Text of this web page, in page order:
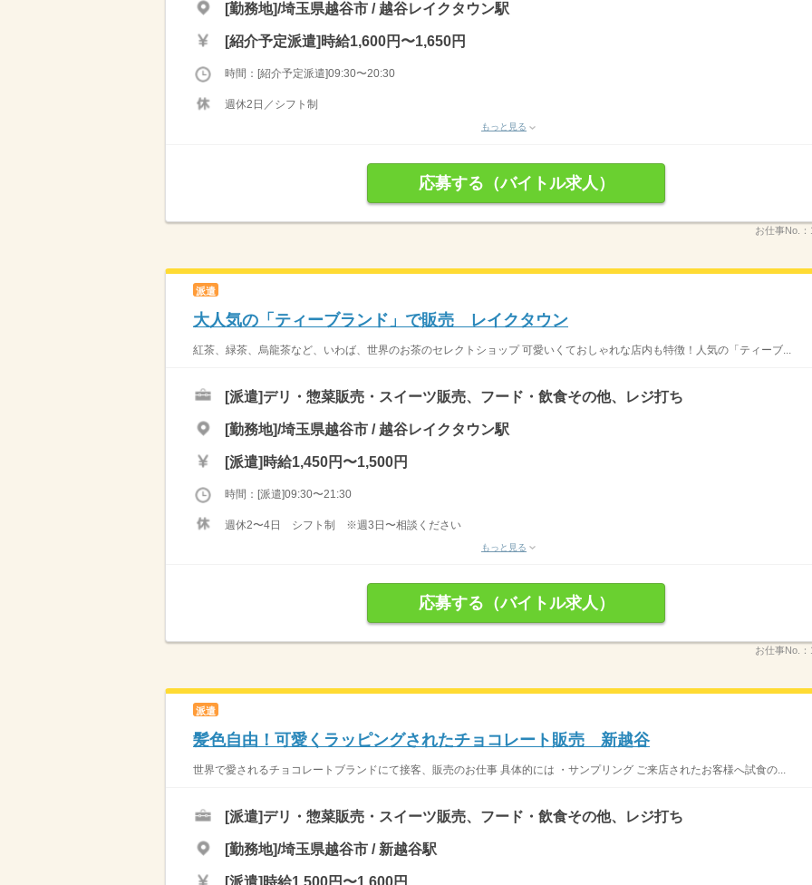
[勤務地]/埼玉県越谷市 / 越谷レイクタウン駅
[紹介予定派遣] 時給1,600円〜1,650円
時間：[紹介予定派遣]09:30〜20:30
週休2日／シフト制
もっと見る
応募する（バイトル求人）
お仕事No.：
派遣
大人気の「ティーブランド」で販売 レイクタウン
紅茶、緑茶、烏龍茶など、いわば、世界のお茶のセレクトショップ 可愛いくておしゃれな店内も特徴！人気の「ティーブ...
[派遣]デリ・惣菜販売・スイーツ販売、フード・飲食その他、レジ打ち
[勤務地]/埼玉県越谷市 / 越谷レイクタウン駅
[派遣] 時給1,450円〜1,500円
時間：[派遣]09:30〜21:30
週休2〜4日 シフト制 ※週3日〜相談ください
もっと見る
応募する（バイトル求人）
お仕事No.：
派遣
髪色自由！可愛くラッピングされたチョコレート販売 新越谷
世界で愛されるチョコレートブランドにて接客、販売のお仕事 具体的には ・サンプリング ご来店されたお客様へ試食の...
[派遣]デリ・惣菜販売・スイーツ販売、フード・飲食その他、レジ打ち
[勤務地]/埼玉県越谷市 / 新越谷駅
[派遣] 時給1,500円〜1,600円